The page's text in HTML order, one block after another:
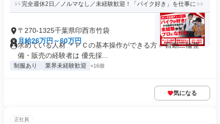
完全週休2日／ノルマなし／未経験歓迎！「バイク好き」を仕事に
〒270-1325千葉県印西市竹袋
月給26万円～60万円
求めている人材 ＊ＰＣの基本操作ができる方 ✅自動二輪整
備・販売の経験者は 優先採...
制服あり 業界未経験歓迎 +16個
気になる
正社員